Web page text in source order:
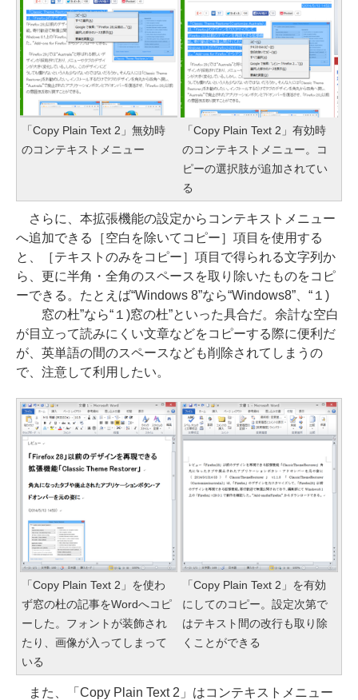
「Copy Plain Text 2」無効時
のコンテキストメニュー
「Copy Plain Text 2」有効時
のコンテキストメニュー。コ
ピーの選択肢が追加されてい
る
さらに、本拡張機能の設定からコンテキストメニュー
へ追加できる［空白を除いてコピー］項目を使用する
と、［テキストのみをコピー］項目で得られる文字列か
ら、更に半角・全角のスペースを取り除いたものをコピ
ーできる。たとえば“Windows 8”なら“Windows8”、“１)
窓の杜”なら“１)窓の杜”といった具合だ。余計な空白
が目立って読みにくい文章などをコピーする際に便利だ
が、英単語の間のスペースなども削除されてしまうの
で、注意して利用したい。
「Copy Plain Text 2」を使わ
ず窓の杜の記事をWordへコピ
ーした。フォントが装飾され
たり、画像が入ってしまって
いる
「Copy Plain Text 2」を有効
にしてのコピー。設定次第で
はテキスト間の改行も取り除
くことができる
また、「Copy Plain Text 2」はコンテキストメニュー